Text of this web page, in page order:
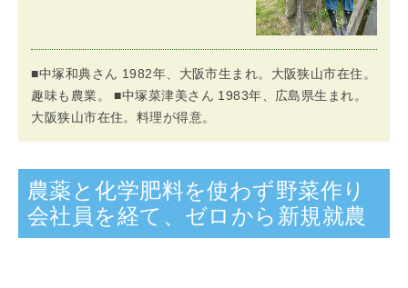
▲メニューを閉じる
■中塚和典さん 1982年、大阪市生まれ。大阪狭山市在住。
趣味も農業。 ■中塚菜津美さん 1983年、広島県生まれ。
大阪狭山市在住。料理が得意。
農薬と化学肥料を使わず野菜作り
会社員を経て、ゼロから新規就農